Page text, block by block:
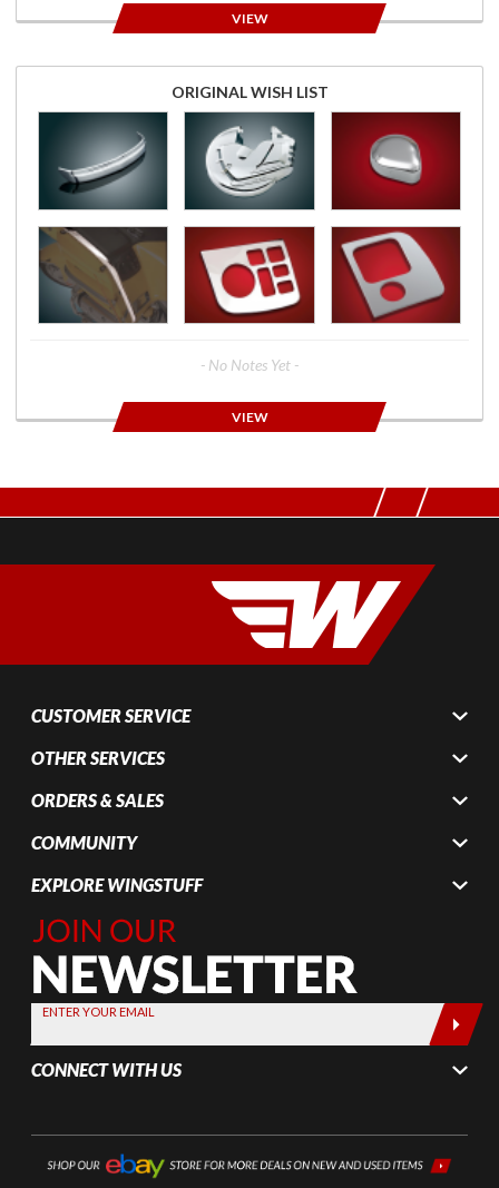
VIEW
ORIGINAL WISH LIST
- No Notes Yet -
VIEW
CUSTOMER SERVICE
OTHER SERVICES
ORDERS & SALES
COMMUNITY
EXPLORE WINGSTUFF
Join Our
Newsletter,
Sign up
today by
entering
your email
below
ENTER YOUR EMAIL
CONNECT WITH US